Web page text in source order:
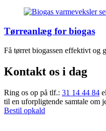
Tørreanlæg for biogas
Få tørret biogassen effektivt og
Kontakt os i dag
Ring os op på tlf.: 31 14 44 84
til en uforpligtende samtale om
Bestil opkald